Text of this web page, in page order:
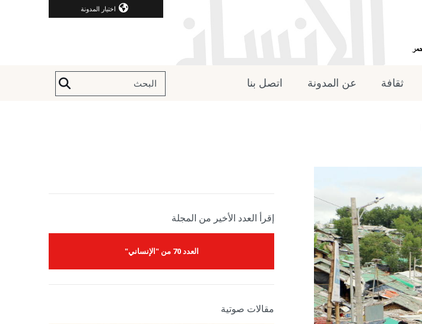
اختيار المدونة
ثقافة عن المدونة اتصل بنا
إقرأ العدد الأخير من المجلة
العدد 70 من "الإنساني"
مقالات صوتية